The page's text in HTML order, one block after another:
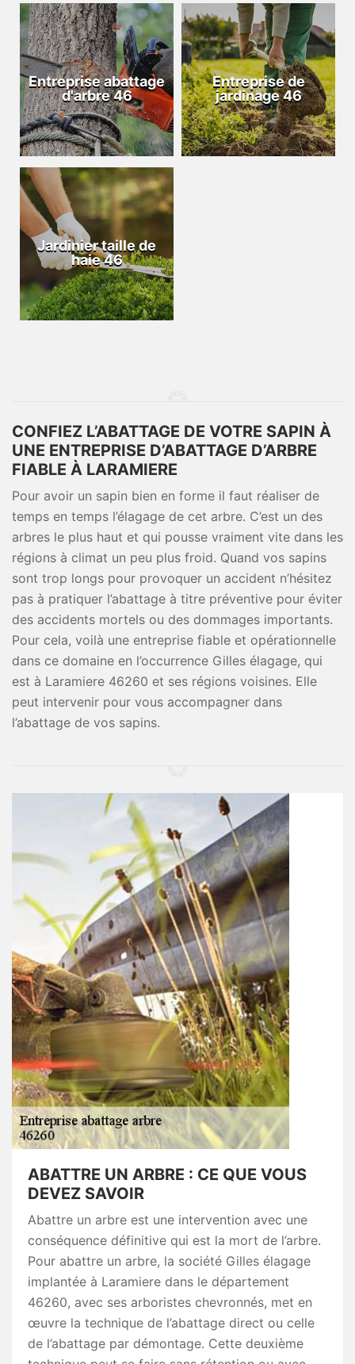
Entreprise abattage
d'arbre 46
Entreprise de
jardinage 46
Jardinier taille de
haie 46
CONFIEZ L’ABATTAGE DE VOTRE SAPIN À
UNE ENTREPRISE D’ABATTAGE D’ARBRE
FIABLE À LARAMIERE
Pour avoir un sapin bien en forme il faut réaliser de
temps en temps l’élagage de cet arbre. C’est un des
arbres le plus haut et qui pousse vraiment vite dans les
régions à climat un peu plus froid. Quand vos sapins
sont trop longs pour provoquer un accident n’hésitez
pas à pratiquer l’abattage à titre préventive pour éviter
des accidents mortels ou des dommages importants.
Pour cela, voilà une entreprise fiable et opérationnelle
dans ce domaine en l’occurrence Gilles élagage, qui
est à Laramiere 46260 et ses régions voisines. Elle
peut intervenir pour vous accompagner dans
l’abattage de vos sapins.
ABATTRE UN ARBRE : CE QUE VOUS
DEVEZ SAVOIR
Abattre un arbre est une intervention avec une
conséquence définitive qui est la mort de l’arbre.
Pour abattre un arbre, la société Gilles élagage
implantée à Laramiere dans le département
46260, avec ses arboristes chevronnés, met en
œuvre la technique de l’abattage direct ou celle
de l’abattage par démontage. Cette deuxième